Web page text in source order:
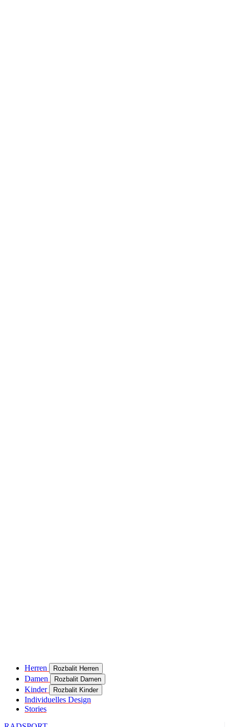
Herren Rozbalit Herren
Damen Rozbalit Damen
Kinder Rozbalit Kinder
Individuelles Design
Stories